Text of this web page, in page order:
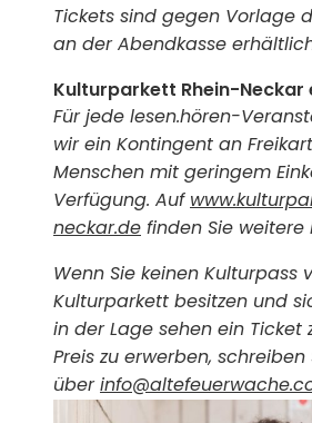
Tickets sind gegen Vorlage
an der Abendkasse
Kulturparkett Rhein-Neckar
Für jede lesen.hören-
wir ein Kontingent an
Menschen mit geringem
Verfügung. Auf
neckar.de finden Sie weitere
Wenn Sie keinen Kulturpass
Kulturparkett besitzen und
in der Lage sehen ein Ticket
Preis zu erwerben, schreiben
über